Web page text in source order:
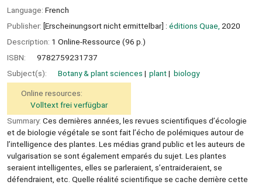
Language: French
Publisher: [Erscheinungsort nicht ermittelbar] : éditions Quae, 2020
Description: 1 Online-Ressource (96 p.)
ISBN:
9782759231737
Subject(s):
Botany & plant sciences plant biology
Online resources:
Volltext frei verfügbar
Summary: Ces dernières années, les revues scientifiques d’écologie
et de biologie végétale se sont fait l’écho de polémiques autour de
l’intelligence des plantes. Les médias grand public et les auteurs de
vulgarisation se sont également emparés du sujet. Les plantes
seraient intelligentes, elles se parleraient, s’entraideraient, se
défendraient, etc. Quelle réalité scientifique se cache derrière cette